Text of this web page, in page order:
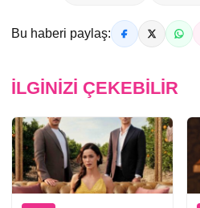
Bu haberi paylaş:
İLGINIZI ÇEKEBILIR